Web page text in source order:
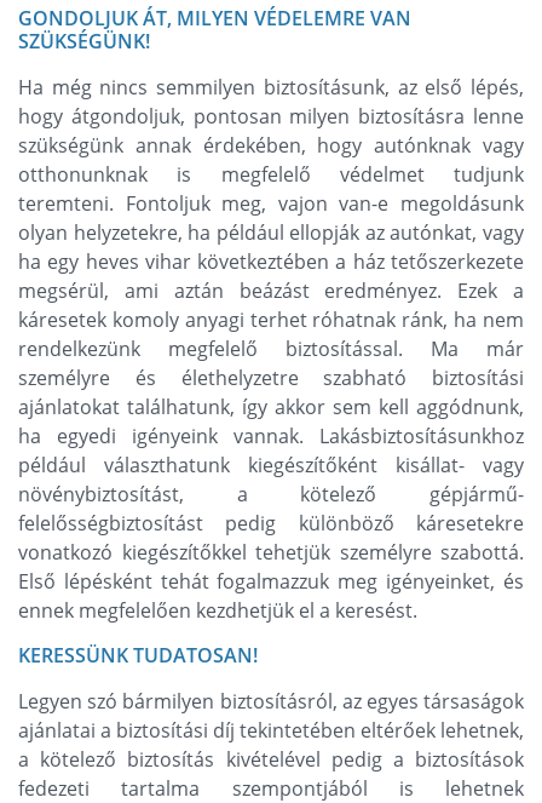
GONDOLJUK ÁT, MILYEN VÉDELEMRE VAN
SZÜKSÉGÜNK!
Ha még nincs semmilyen biztosításunk, az első lépés,
hogy átgondoljuk, pontosan milyen biztosításra lenne
szükségünk annak érdekében, hogy autónknak vagy
otthonunknak is megfelelő védelmet tudjunk
teremteni. Fontoljuk meg, vajon van-e megoldásunk
olyan helyzetekre, ha például ellopják az autónkat, vagy
ha egy heves vihar következtében a ház tetőszerkezete
megsérül, ami aztán beázást eredményez. Ezek a
káresetek komoly anyagi terhet róhatnak ránk, ha nem
rendelkezünk megfelelő biztosítással. Ma már
személyre és élethelyzetre szabható biztosítási
ajánlatokat találhatunk, így akkor sem kell aggódnunk,
ha egyedi igényeink vannak. Lakásbiztosításunkhoz
például választhatunk kiegészítőként kisállat- vagy
növénybiztosítást, a kötelező gépjármű-
felelősségbiztosítást pedig különböző káresetekre
vonatkozó kiegészítőkkel tehetjük személyre szabottá.
Első lépésként tehát fogalmazzuk meg igényeinket, és
ennek megfelelően kezdhetjük el a keresést.
KERESSÜNK TUDATOSAN!
Legyen szó bármilyen biztosításról, az egyes társaságok
ajánlatai a biztosítási díj tekintetében eltérőek lehetnek,
a kötelező biztosítás kivételével pedig a biztosítások
fedezeti tartalma szempontjából is lehetnek